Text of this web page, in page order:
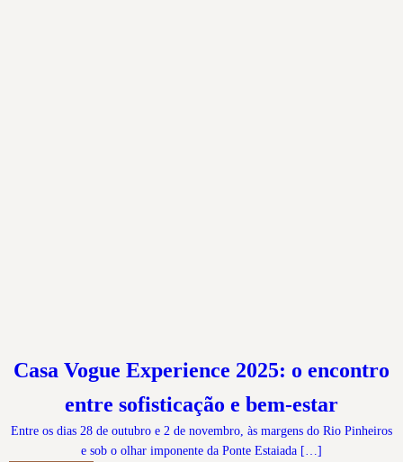
Casa Vogue Experience 2025: o encontro
entre sofisticação e bem-estar
Entre os dias 28 de outubro e 2 de novembro, às margens do Rio Pinheiros
e sob o olhar imponente da Ponte Estaiada […]